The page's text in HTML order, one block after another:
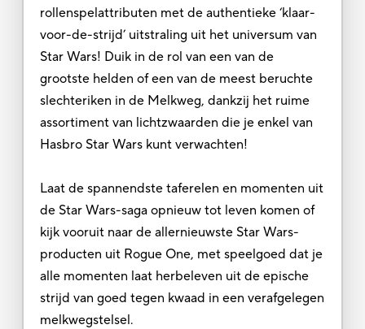
rollenspelattributen met de authentieke ‘klaar-
voor-de-strijd’ uitstraling uit het universum van
Star Wars! Duik in de rol van een van de
grootste helden of een van de meest beruchte
slechteriken in de Melkweg, dankzij het ruime
assortiment van lichtzwaarden die je enkel van
Hasbro Star Wars kunt verwachten!
Laat de spannendste taferelen en momenten uit
de Star Wars-saga opnieuw tot leven komen of
kijk vooruit naar de allernieuwste Star Wars-
producten uit Rogue One, met speelgoed dat je
alle momenten laat herbeleven uit de epische
strijd van goed tegen kwaad in een verafgelegen
melkwegstelsel.